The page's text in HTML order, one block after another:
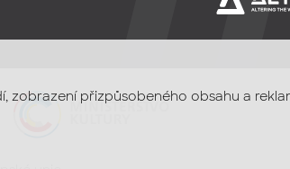
zobrazení přizpůsobeného obsahu a